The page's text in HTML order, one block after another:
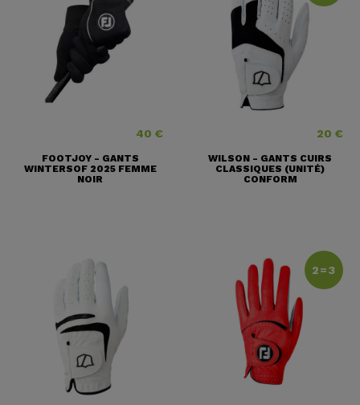
Prix
40 €
FOOTJOY - GANTS
WINTERSOF 2025 FEMME
NOIR
Prix
20 €
WILSON - GANTS CUIRS
CLASSIQUES (UNITÉ)
CONFORM
2=3